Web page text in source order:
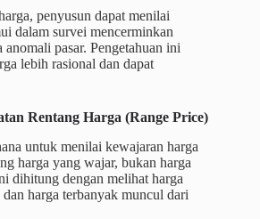
penyusun dapat menilai
dalam survei mencerminkan
pasar. Pengetahuan ini
lebih rasional dan dapat
Rentang Harga (Range Price)
untuk menilai kewajaran harga
harga yang wajar, bukan harga
dihitung dengan melihat harga
harga terbanyak muncul dari